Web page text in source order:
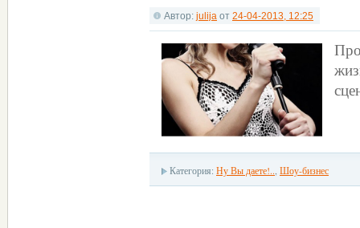
Автор: julija от 24-04-2013, 12:25
Категория: Ну Вы даете!.., Шоу-бизнес